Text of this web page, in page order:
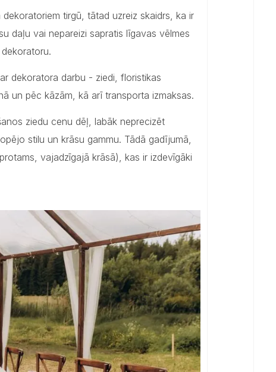
tirgū, tātad uzreiz skaidrs, ka ir
daļu vai nepareizi sapratis līgavas vēlmes
dekoratora darbu - ziedi, floristikas
un pēc kāzām, kā arī transporta izmaksas.
ziedu cenu dēļ, labāk neprecizēt
stilu un krāsu gammu. Tādā gadījumā,
vajadzīgajā krāsā), kas ir izdevīgāki